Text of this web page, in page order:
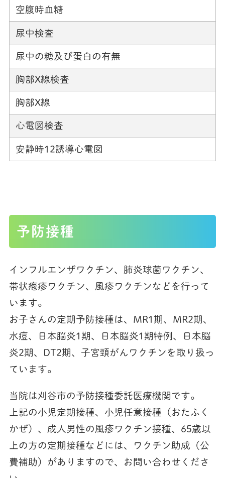
空腹時血糖
尿中検査
尿中の糖及び蛋白の有無
胸部X線検査
胸部X線
心電図検査
安静時12誘導心電図
予防接種
インフルエンザワクチン、肺炎球菌ワクチン、
帯状疱疹ワクチン、風疹ワクチンなどを行って
います。
お子さんの定期予防接種は、MR1期、MR2期、
水痘、日本脳炎1期、日本脳炎1期特例、日本脳
炎2期、DT2期、子宮頸がんワクチンを取り扱っ
ています。
当院は刈谷市の予防接種委託医療機関です。
上記の小児定期接種、小児任意接種（おたふく
かぜ）、成人男性の風疹ワクチン接種、65歳以
上の方の定期接種などには、ワクチン助成（公
費補助）がありますので、お問い合わせくださ